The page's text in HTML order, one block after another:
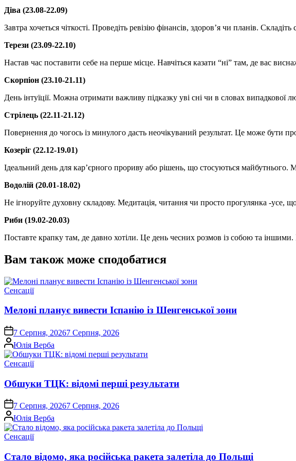
Діва (23.08-22.09)
Завтра хочеться чіткості. Проведіть ревізію фінансів, здоров’я чи планів.
Терези (23.09-22.10)
Настав час поставити себе на перше місце. Навчіться казати “ні” там, де вас
Скорпіон (23.10-21.11)
День інтуїції. Можна отримати важливу підказку уві сні чи в словах випадкової
Стрілець (22.11-21.12)
Повернення до чогось із минулого дасть неочікуваний результат. Це може бути
Козеріг (22.12-19.01)
Ідеальний день для кар’єрного прориву або рішень, що стосуються майбутнього.
Водолій (20.01-18.02)
Не ігноруйте духовну складову. Медитація, читання чи просто прогулянка -усе,
Риби (19.02-20.03)
Поставте крапку там, де давно хотіли. Це день чесних розмов із собою та
Вам також може сподобатися
Опублікувати
Сенсації
Мелоні планує вивести Іспанію із Шенгенської зони
on 7 Серпня, 20267 Серпня, 2026
Опубліковано
Юлія Верба
Опублікувати
Сенсації
Обшуки ТЦК: відомі перші результати
on 7 Серпня, 20267 Серпня, 2026
Опубліковано
Юлія Верба
Опублікувати
Сенсації
Стало відомо, яка російська ракета залетіла до Польщі